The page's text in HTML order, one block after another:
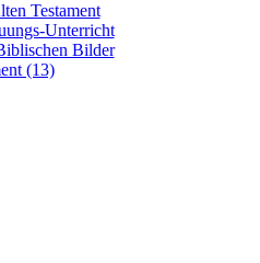
Unterricht
Bilder
(13)